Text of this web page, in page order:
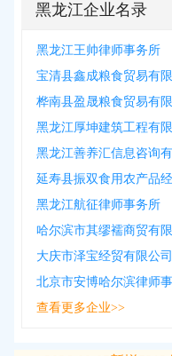
黑龙江企业名录
黑龙江王帅律师事务所
宝清县鑫成粮食贸易有
桦南县盈晟粮食贸易有
黑龙江厚坤建筑工程有
黑龙江善养汇信息咨询
延寿县振双食用农产品
黑龙江航征律师事务所
哈尔滨市其缪襦商贸有
大庆市泽宝经贸有限公司
北京市安博哈尔滨律师
查看更多企业>>
新增